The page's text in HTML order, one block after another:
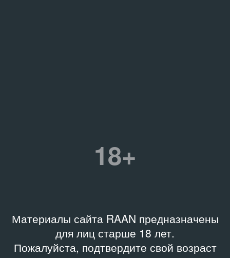
18+
Материалы сайта RAAN предназначены
для лиц старше 18 лет.
Пожалуйста, подтвердите свой возраст